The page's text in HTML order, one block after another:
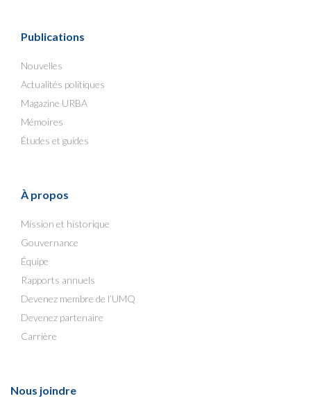
Publications
Nouvelles
Actualités politiques
Magazine URBA
Mémoires
Études et guides
À propos
Mission et historique
Gouvernance
Équipe
Rapports annuels
Devenez membre de l’UMQ
Devenez partenaire
Carrière
Nous joindre